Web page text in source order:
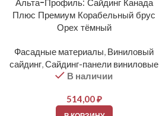
Альта-Профиль: Сайдинг Канада
Плюс Премиум Корабельный брус
Орех тёмный
Фасадные материалы, Виниловый
сайдинг,Сайдинг-панели виниловые
В наличии
514,00₽